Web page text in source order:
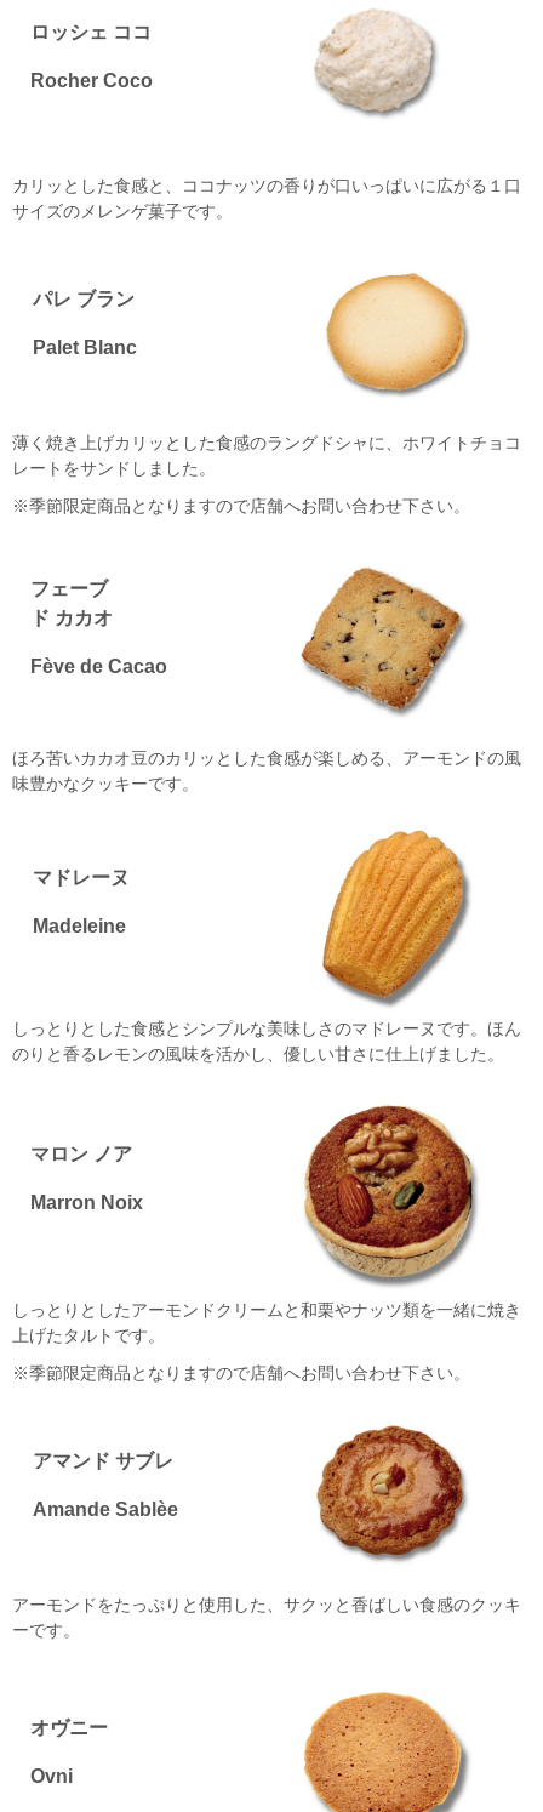
ロッシェ ココ
Rocher Coco
カリッとした食感と、ココナッツの香りが口いっぱいに広がる１口
サイズのメレンゲ菓子です。
パレ ブラン
Palet Blanc
薄く焼き上げカリッとした食感のラングドシャに、ホワイトチョコ
レートをサンドしました。
※季節限定商品となりますので店舗へお問い合わせ下さい。
フェーブ
ド カカオ
Fève de Cacao
ほろ苦いカカオ豆のカリッとした食感が楽しめる、アーモンドの風
味豊かなクッキーです。
マドレーヌ
Madeleine
しっとりとした食感とシンプルな美味しさのマドレーヌです。ほん
のりと香るレモンの風味を活かし、優しい甘さに仕上げました。
マロン ノア
Marron Noix
しっとりとしたアーモンドクリームと和栗やナッツ類を一緒に焼き
上げたタルトです。
※季節限定商品となりますので店舗へお問い合わせ下さい。
アマンド サブレ
Amande Sablèe
アーモンドをたっぷりと使用した、サクッと香ばしい食感のクッキ
ーです。
オヴニー
Ovni